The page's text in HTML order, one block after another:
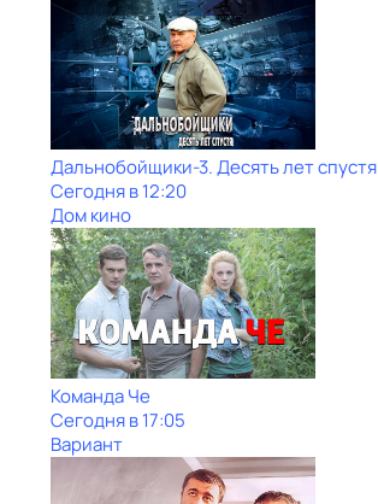
Дальнобойщики-3. Десять лет спустя
Сегодня в 12:20
Дом кино
Команда Че
Сегодня в 17:05
Вариант